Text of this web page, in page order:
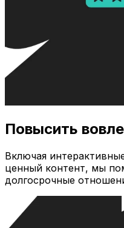
Повысить
Включая
ценный контент, мы
долгосрочные